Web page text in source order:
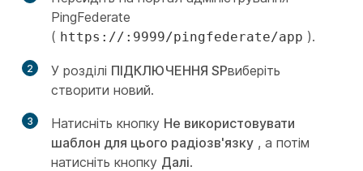
PingFederate
( https://:9999/pingfederate/app ).
2 У розділі ПІДКЛЮЧЕННЯ SPвиберіть
створити новий.
3 Натисніть кнопку Не використовувати
шаблон для цього радіозв'язку , а потім
натисніть кнопку Далі.